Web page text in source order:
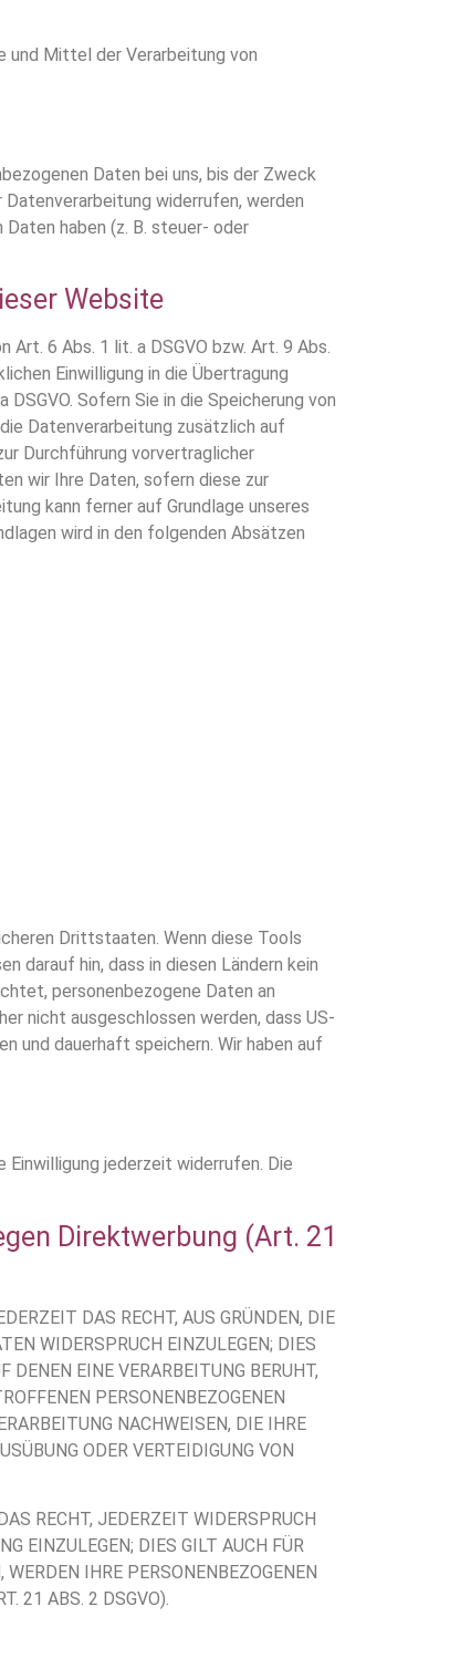
und Mittel der Verarbeitung von
Daten bei uns, bis der Zweck
widerrufen, werden
haben (z. B. steuer- oder
Website
6 Abs. 1 lit. a DSGVO bzw. Art. 9 Abs.
Einwilligung in die Übertragung
Sofern Sie in die Speicherung von
Datenverarbeitung zusätzlich auf
Durchführung vorvertraglicher
wir Ihre Daten, sofern diese zur
kann ferner auf Grundlage unseres
wird in den folgenden Absätzen
Drittstaaten. Wenn diese Tools
darauf hin, dass in diesen Ländern kein
personenbezogene Daten an
nicht ausgeschlossen werden, dass US-
und dauerhaft speichern. Wir haben auf
jederzeit widerrufen. Die
Direktwerbung (Art. 21
DAS RECHT, AUS GRÜNDEN, DIE
WIDERSPRUCH EINZULEGEN; DIES
EINE VERARBEITUNG BERUHT,
PERSONENBEZOGENEN
NACHWEISEN, DIE IHRE
ODER VERTEIDIGUNG VON
RECHT, JEDERZEIT WIDERSPRUCH
EINZULEGEN; DIES GILT AUCH FÜR
IHRE PERSONENBEZOGENEN
21 ABS. 2 DSGVO).